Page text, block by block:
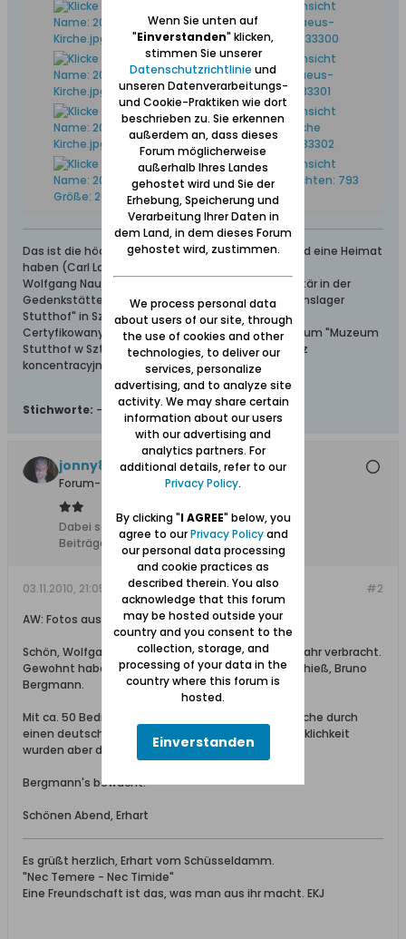
Das ist die höchste aller Gaben: Geborgen sein und eine Heimat
haben (Carl Lange)
Wolfgang Naujocks: Zertifizierter Führer und Volontär in der
Gedenkstätte/Museum "Deutsches Konzentrationslager
Stutthof" in Sztutowo
Certyfikowany przewodnik i wolontariusz po muzeum "Muzeum
Stutthof w Sztutowie - Niemiecki nazistowski obóz
koncentracyjny i zagłady"
Stichworte: -
jonny810
Forum-Teilnehmer
Dabei seit:10.02.2008
Beiträge:
2427
#2
03.11.2010, 21:05
AW: Fotos aus Neuteich
Schön, Wolfgang. Dort habe ich mein erstes Schuljahr verbracht.
Gewohnt haben wir in Neuteich-Abbau. Der Bauer hieß, Bruno
Bergmann.
Mit ca. 50 Bediensteten. Es waren Gefangene, welche durch
einen deutschen Soldaten bewacht wurden. In Wirklichkeit
wurden aber die
Bergmann's bewacht.
Schönen Abend, Erhart
Es grüßt herzlich, Erhart vom Schüsseldamm.
"Nec Temere - Nec Timide"
Eine Freundschaft ist das, was man aus ihr macht. EKJ
Wenn Sie unten auf
"Einverstanden" klicken,
stimmen Sie unserer
Datenschutzrichtlinie und
unseren Datenverarbeitungs-
und Cookie-Praktiken wie dort
beschrieben zu. Sie erkennen
außerdem an, dass dieses
Forum möglicherweise
außerhalb Ihres Landes
gehostet wird und Sie der
Erhebung, Speicherung und
Verarbeitung Ihrer Daten in
dem Land, in dem dieses Forum
gehostet wird, zustimmen.
We process personal data
about users of our site, through
the use of cookies and other
technologies, to deliver our
services, personalize
advertising, and to analyze site
activity. We may share certain
information about our users
with our advertising and
analytics partners. For
additional details, refer to our
Privacy Policy.
By clicking "I AGREE" below, you
agree to ourPrivacy Policyand
our personal data processing
and cookie practices as
described therein. You also
acknowledge that this forum
may be hosted outside your
country and you consent to the
collection, storage, and
processing of your data in the
country where this forum is
hosted.
Einverstanden